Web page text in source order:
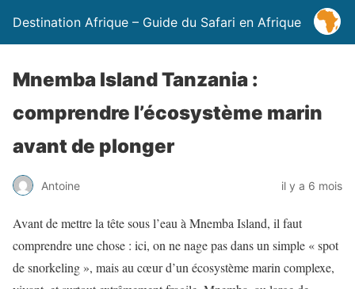
Destination Afrique – Guide du Safari en Afrique
Mnemba Island Tanzania :
comprendre l’écosystème marin
avant de plonger
Antoine il y a 6 mois
Avant de mettre la tête sous l’eau à Mnemba Island, il faut
comprendre une chose : ici, on ne nage pas dans un simple « spot
de snorkeling », mais au cœur d’un écosystème marin complexe,